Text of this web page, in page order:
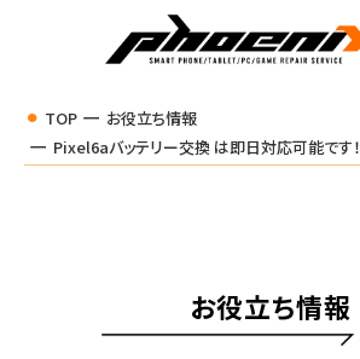
TOP
お役立ち情報
Pixel6aバッテリー交換 は即日対応可能です！
お役立ち情報